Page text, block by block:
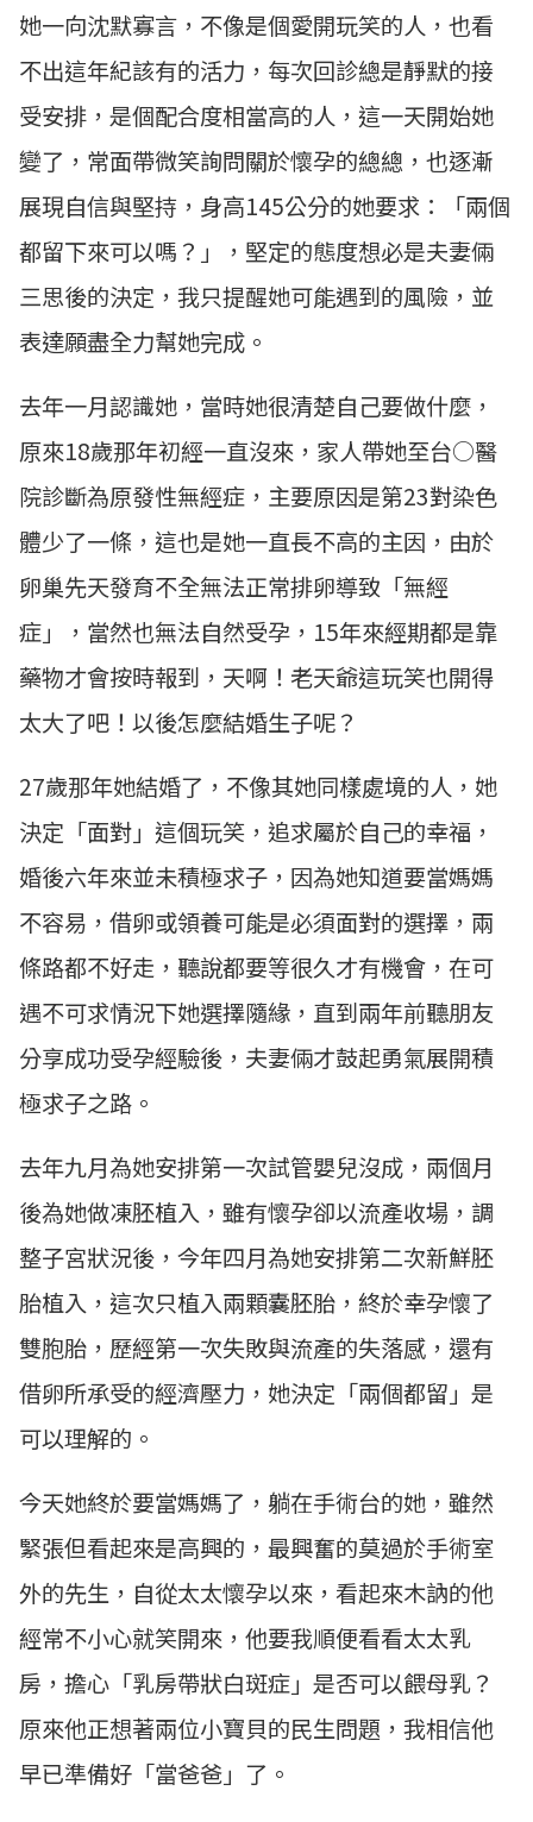
她一向沈默寡言，不像是個愛開玩笑的人，也看
不出這年紀該有的活力，每次回診總是靜默的接
受安排，是個配合度相當高的人，這一天開始她
變了，常面帶微笑詢問關於懷孕的總總，也逐漸
展現自信與堅持，身高145公分的她要求：「兩個
都留下來可以嗎？」，堅定的態度想必是夫妻倆
三思後的決定，我只提醒她可能遇到的風險，並
表達願盡全力幫她完成。
去年一月認識她，當時她很清楚自己要做什麼，
原來18歲那年初經一直沒來，家人帶她至台○醫
院診斷為原發性無經症，主要原因是第23對染色
體少了一條，這也是她一直長不高的主因，由於
卵巢先天發育不全無法正常排卵導致「無經
症」，當然也無法自然受孕，15年來經期都是靠
藥物才會按時報到，天啊！老天爺這玩笑也開得
太大了吧！以後怎麼結婚生子呢？
27歲那年她結婚了，不像其她同樣處境的人，她
決定「面對」這個玩笑，追求屬於自己的幸福，
婚後六年來並未積極求子，因為她知道要當媽媽
不容易，借卵或領養可能是必須面對的選擇，兩
條路都不好走，聽說都要等很久才有機會，在可
遇不可求情況下她選擇隨緣，直到兩年前聽朋友
分享成功受孕經驗後，夫妻倆才鼓起勇氣展開積
極求子之路。
去年九月為她安排第一次試管嬰兒沒成，兩個月
後為她做凍胚植入，雖有懷孕卻以流產收場，調
整子宮狀況後，今年四月為她安排第二次新鮮胚
胎植入，這次只植入兩顆囊胚胎，終於幸孕懷了
雙胞胎，歷經第一次失敗與流產的失落感，還有
借卵所承受的經濟壓力，她決定「兩個都留」是
可以理解的。
今天她終於要當媽媽了，躺在手術台的她，雖然
緊張但看起來是高興的，最興奮的莫過於手術室
外的先生，自從太太懷孕以來，看起來木訥的他
經常不小心就笑開來，他要我順便看看太太乳
房，擔心「乳房帶狀白斑症」是否可以餵母乳？
原來他正想著兩位小寶貝的民生問題，我相信他
早已準備好「當爸爸」了。